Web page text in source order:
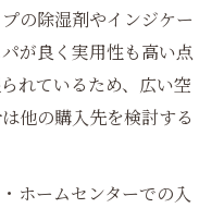
の除湿剤やインジケー
が良く実用性も高い点
れているため、広い空
他の購入先を検討する
ホームセンターでの入